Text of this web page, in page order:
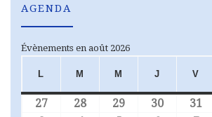
AGENDA
Évènements en août 2026
L LUNDIM MARDI
M MERCREDI
J JEUDIV
27 27 juillet 2026
28 28 juillet 2026
29 29 juillet 2026
30 30 31